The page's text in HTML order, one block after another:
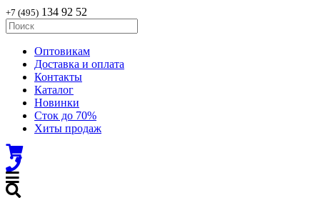
+7 (495) 134 92 52
Оптовикам
Доставка и оплата
Контакты
Каталог
Новинки
Сток до 70%
Хиты продаж